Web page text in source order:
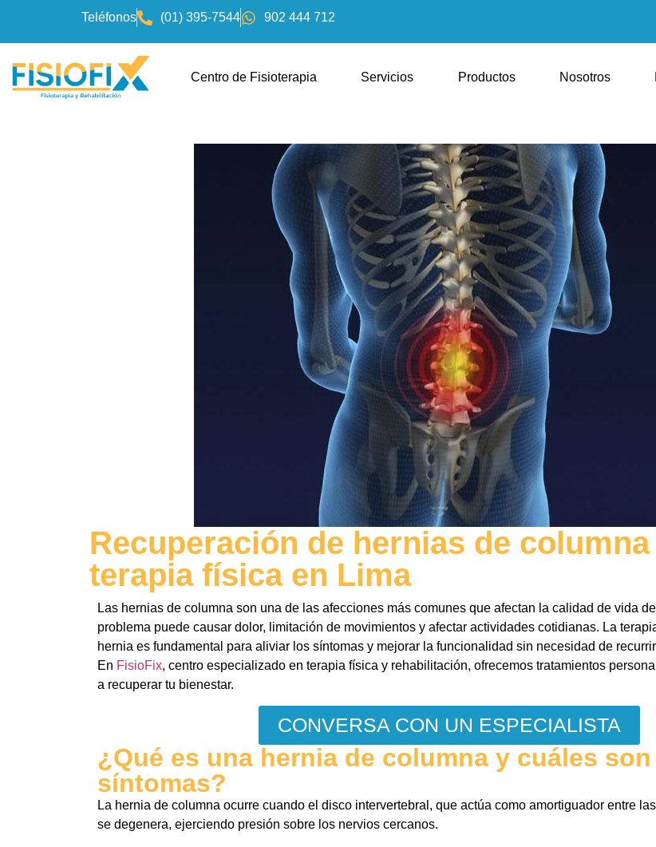
Teléfonos (01) 395-7544 902 444 712
Centro de Fisioterapia Servicios Productos Nosotros
Recuperación de hernias de
terapia física en Lima
Las hernias de columna son una de las afecciones más comunes que afectan la calidad de vida
problema puede causar dolor, limitación de movimientos y afectar actividades cotidianas. La
hernia es fundamental para aliviar los síntomas y mejorar la funcionalidad sin necesidad de
En FisioFix, centro especializado en terapia física y rehabilitación, ofrecemos tratamientos
a recuperar tu bienestar.
CONVERSA CON UN ESPECIALISTA
¿Qué es una hernia de columna y cuáles
síntomas?
La hernia de columna ocurre cuando el disco intervertebral, que actúa como amortiguador entre
se degenera, ejerciendo presión sobre los nervios cercanos.